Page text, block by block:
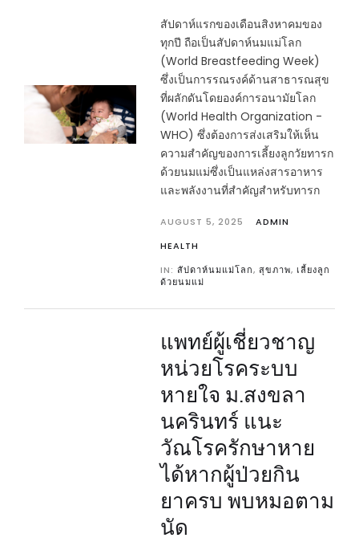
สัปดาห์แรกของเดือนสิงหาคมของ
ทุกปี ถือเป็นสัปดาห์นมแม่โลก
(World Breastfeeding Week)
ซึ่งเป็นการรณรงค์ด้านสาธารณสุข
ที่ผลักดันโดยองค์การอนามัยโลก
(World Health Organization -
WHO) ซึ่งต้องการส่งเสริมให้เห็น
ความสำคัญของการเลี้ยงลูกวัยทารก
ด้วยนมแม่ซึ่งเป็นแหล่งสารอาหาร
และพลังงานที่สำคัญสำหรับทารก
AUGUST 5, 2025
ADMIN
HEALTH
IN: สัปดาห์นมแม่โลก, สุขภาพ, เลี้ยงลูก
ด้วยนมแม่
แพทย์ผู้เชี่ยวชาญ
หน่วยโรคระบบ
หายใจ ม.สงขลา
นครินทร์ แนะ
วัณโรครักษาหาย
ได้หากผู้ป่วยกิน
ยาครบ พบหมอตาม
นัด